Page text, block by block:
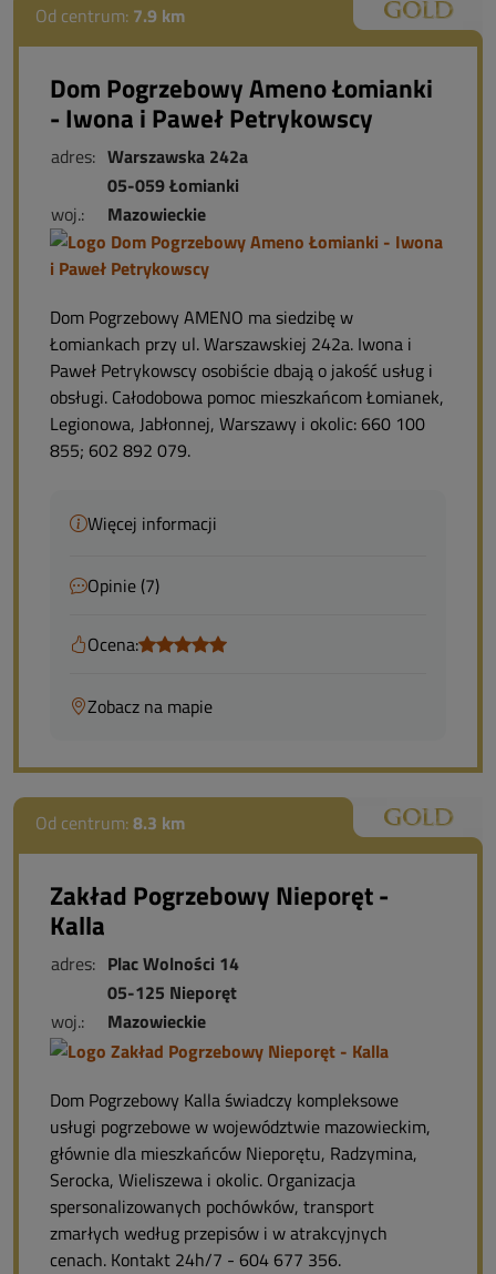
Od centrum: 7.9 km
Dom Pogrzebowy Ameno Łomianki
- Iwona i Paweł Petrykowscy
adres: Warszawska 242a
05-059 Łomianki
woj.:
Mazowieckie
Dom Pogrzebowy AMENO ma siedzibę w
Łomiankach przy ul. Warszawskiej 242a. Iwona i
Paweł Petrykowscy osobiście dbają o jakość usług i
obsługi. Całodobowa pomoc mieszkańcom Łomianek,
Legionowa, Jabłonnej, Warszawy i okolic: 660 100
855; 602 892 079.
Więcej informacji
Opinie (7)
Ocena:
Zobacz na mapie
Od centrum:8.3 km
Zakład Pogrzebowy Nieporęt -
Kalla
adres: Plac Wolności 14
05-125 Nieporęt
woj.:
Mazowieckie
Dom Pogrzebowy Kalla świadczy kompleksowe
usługi pogrzebowe w województwie mazowieckim,
głównie dla mieszkańców Nieporętu, Radzymina,
Serocka, Wieliszewa i okolic. Organizacja
spersonalizowanych pochówków, transport
zmarłych według przepisów i w atrakcyjnych
cenach. Kontakt 24h/7 - 604 677 356.